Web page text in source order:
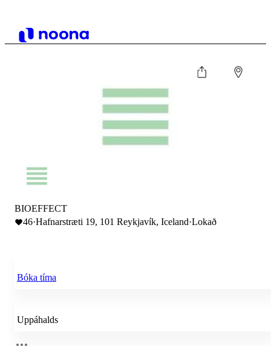
BIOEFFECT
46·Hafnarstræti 19, 101 Reykjavík, Iceland·Lokað
Bóka tíma
Uppáhalds